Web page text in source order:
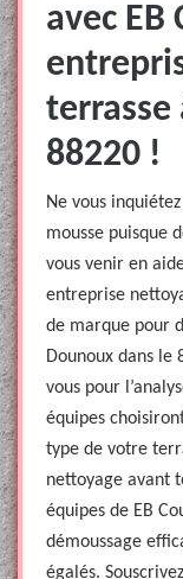
avec EB
terrasse
88220 !
Ne vous
mousse puisque
vous venir en
entreprise
de marque pour
Dounoux dans le
vous pour
équipes
type de votre
nettoyage avant
équipes de EB
démoussage
égalés.